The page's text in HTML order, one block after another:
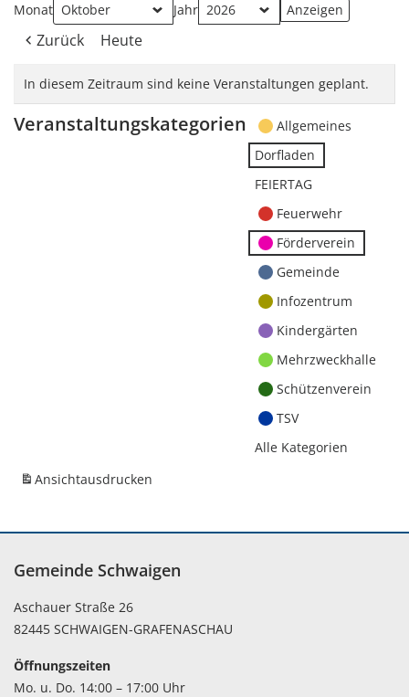
Monat Jahr
Zurück Heute
In diesem Zeitraum sind keine Veranstaltungen geplant.
Veranstaltungskategorien
Allgemeines
Dorfladen
FEIERTAG
Feuerwehr
Förderverein
Gemeinde
Infozentrum
Kindergärten
Mehrzweckhalle
Schützenverein
TSV
Alle Kategorien
Ansichtausdrucken
Gemeinde Schwaigen
Aschauer Straße 26
82445 SCHWAIGEN-GRAFENASCHAU
Öffnungszeiten
Mo. u. Do. 14:00 – 17:00 Uhr